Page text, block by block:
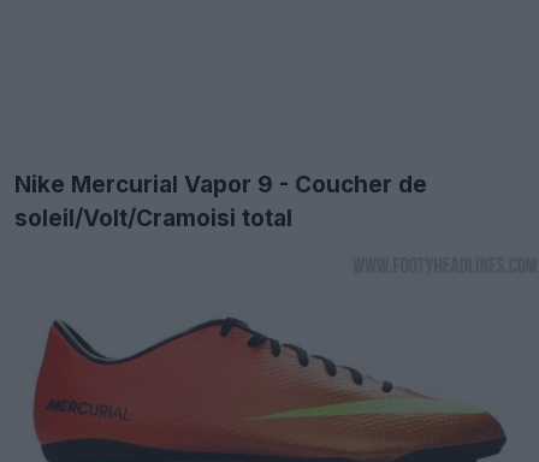
Nike Mercurial Vapor 9 - Coucher de
soleil/Volt/Cramoisi total